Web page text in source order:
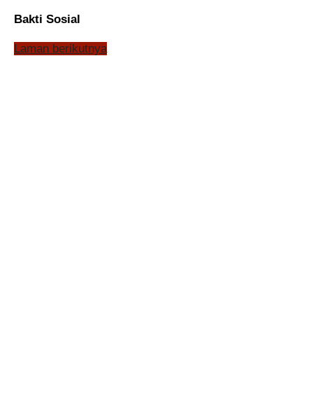
Bakti Sosial
Laman berikutnya